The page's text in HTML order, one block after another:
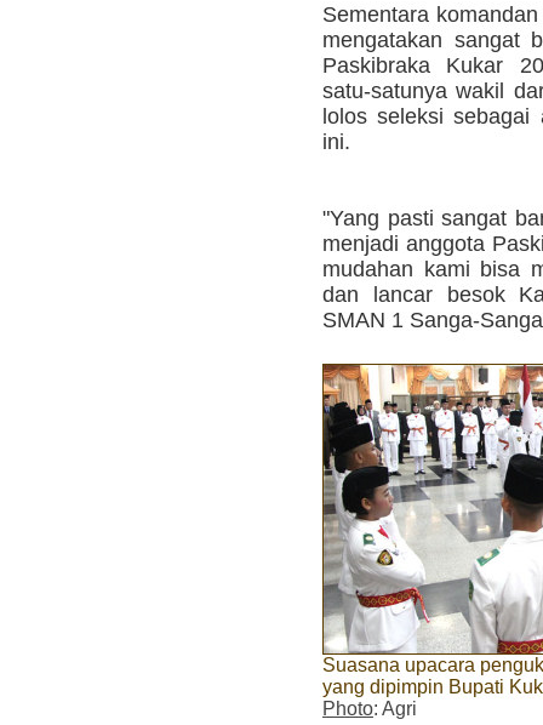
Sementara
mengatakan sangat
Paskibraka Kukar
satu-satunya wakil
lolos seleksi sebagai
ini.
"Yang pasti sangat
menjadi anggota
mudahan kami bisa
dan lancar besok
SMAN 1 Sanga-
Suasana upacara
yang dipimpin Bupati
Photo: Agri